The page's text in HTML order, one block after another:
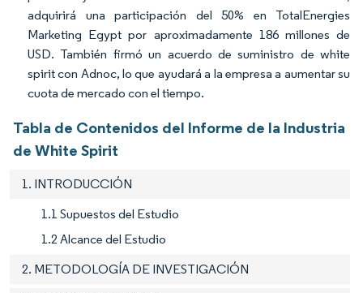
adquirirá una participación del 50% en TotalEnergies
Marketing Egypt por aproximadamente 186 millones de
USD. También firmó un acuerdo de suministro de white
spirit con Adnoc, lo que ayudará a la empresa a aumentar su
cuota de mercado con el tiempo.
Tabla de Contenidos del Informe de la Industria
de White Spirit
1. INTRODUCCIÓN
1.1 Supuestos del Estudio
1.2 Alcance del Estudio
2. METODOLOGÍA DE INVESTIGACIÓN